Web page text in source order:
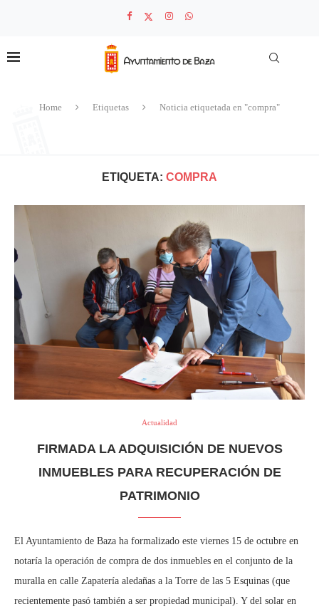
Home Etiquetas Noticia etiquetada en "compra"
ETIQUETA: COMPRA
Actualidad
FIRMADA LA ADQUISICIÓN DE NUEVOS
INMUEBLES PARA RECUPERACIÓN DE
PATRIMONIO
El Ayuntamiento de Baza ha formalizado este viernes 15 de octubre en
notaría la operación de compra de dos inmuebles en el conjunto de la
muralla en calle Zapatería aledañas a la Torre de las 5 Esquinas (que
recientemente pasó también a ser propiedad municipal). Y del solar en